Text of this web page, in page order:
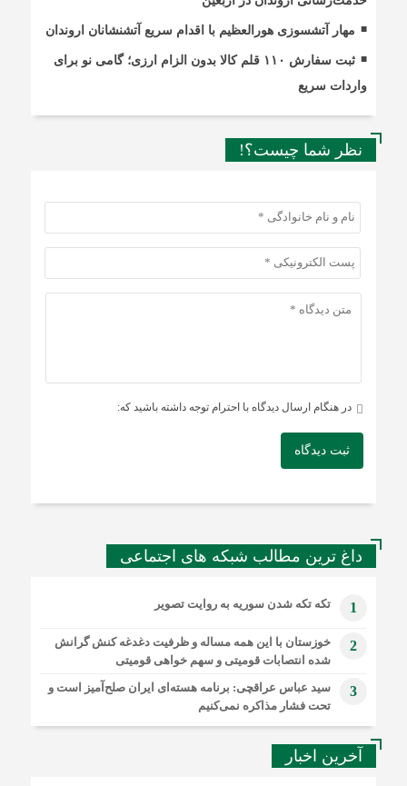
مهار آتشسوزی هورالعظیم با اقدام سریع آتشنشانان اروندان
ثبت سفارش ۱۱۰ قلم کالا بدون الزام ارزی؛ گامی نو برای
واردات سریع
نظر شما چیست؟!
در هنگام ارسال دیدگاه با احترام توجه داشته باشید که:
ثبت دیدگاه
داغ ترین مطالب شبکه های اجتماعی
1 تکه تکه شدن سوریه به روایت تصویر
2
خوزستان با این همه مساله و ظرفیت دغدغه کنش گرانش
شده انتصابات قومیتی و سهم خواهی قومیتی
3
سید عباس عراقچی: برنامه هسته‌ای ایران صلح‌آمیز است و
تحت فشار مذاکره نمی‌کنیم
آخرین اخبار